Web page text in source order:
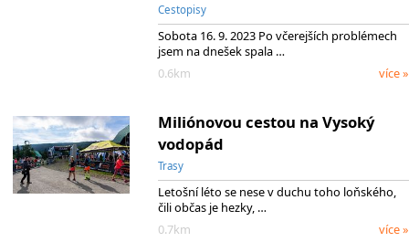
Cestopisy
Sobota 16. 9. 2023 Po včerejších problémech
jsem na dnešek spala …
0.6km
více »
Miliónovou cestou na Vysoký
vodopád
Trasy
Letošní léto se nese v duchu toho loňského,
čili občas je hezky, …
0.7km
více »